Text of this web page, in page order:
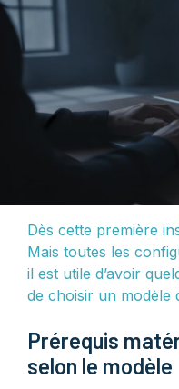
Dès cette première
Mais toutes les
il est utile d’avoir
de choisir un modèle
Prérequis
selon le modèle